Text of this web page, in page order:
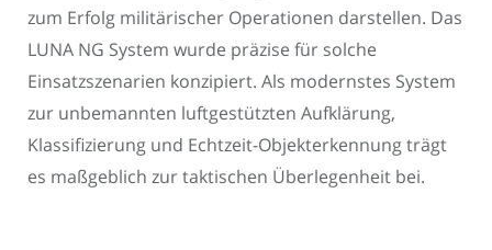
zum Erfolg militärischer Operationen darstellen. Das
LUNA NG System wurde präzise für solche
Einsatzszenarien konzipiert. Als modernstes System
zur unbemannten luftgestützten Aufklärung,
Klassifizierung und Echtzeit-Objekterkennung trägt
es maßgeblich zur taktischen Überlegenheit bei.